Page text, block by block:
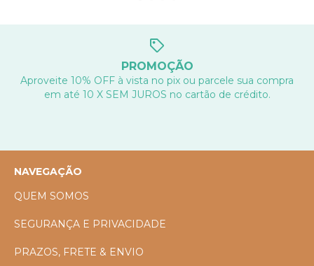
PROMOÇÃO
Aproveite 10% OFF à vista no pix ou parcele sua compra
em até 10 X SEM JUROS no cartão de crédito.
NAVEGAÇÃO
QUEM SOMOS
SEGURANÇA E PRIVACIDADE
PRAZOS, FRETE & ENVIO